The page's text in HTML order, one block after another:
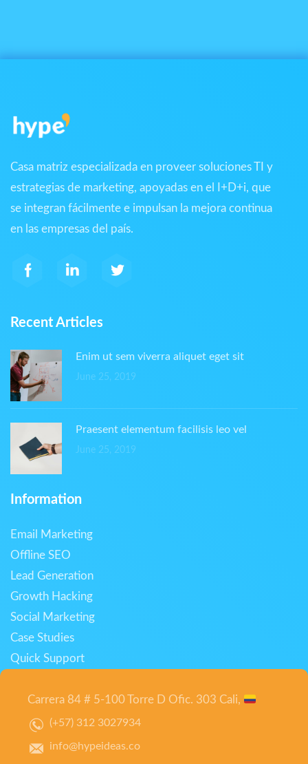
Casa matriz especializada en proveer soluciones TI y
estrategias de marketing, apoyadas en el I+D+i, que
se integran fácilmente e impulsan la mejora continua
en las empresas del país.
Recent Articles
Enim ut sem viverra aliquet eget sit
June 25, 2019
Praesent elementum facilisis leo vel
June 25, 2019
Information
Email Marketing
Offline SEO
Lead Generation
Growth Hacking
Social Marketing
Case Studies
Quick Support
Carrera 84 # 5-100 Torre D Ofic. 303 Cali,
(+57) 312 3027934
info@hypeideas.co